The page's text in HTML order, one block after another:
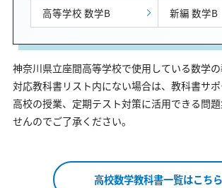
高等学校 数学B 新編 数学B
神奈川県立座間高等学校で使用している数学
対応教科書リスト内にない場合は、教科書サ
高校の授業、定期テスト対策に活用できる問
せんのでご了承ください。
高校数学教科書一覧はこちら